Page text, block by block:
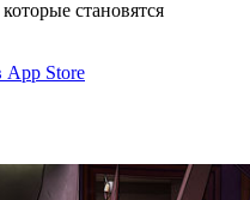
становятся
App Store